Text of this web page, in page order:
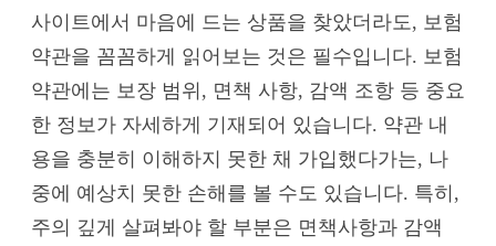
사이트에서 마음에 드는 상품을 찾았더라도, 보험
약관을 꼼꼼하게 읽어보는 것은 필수입니다. 보험
약관에는 보장 범위, 면책 사항, 감액 조항 등 중요
한 정보가 자세하게 기재되어 있습니다. 약관 내
용을 충분히 이해하지 못한 채 가입했다가는, 나
중에 예상치 못한 손해를 볼 수도 있습니다. 특히,
주의 깊게 살펴봐야 할 부분은 면책사항과 감액